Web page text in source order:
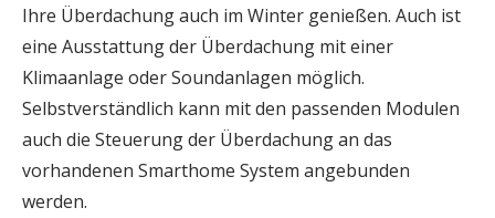
Ihre Überdachung auch im Winter genießen. Auch ist
eine Ausstattung der Überdachung mit einer
Klimaanlage oder Soundanlagen möglich.
Selbstverständlich kann mit den passenden Modulen
auch die Steuerung der Überdachung an das
vorhandenen Smarthome System angebunden
werden.